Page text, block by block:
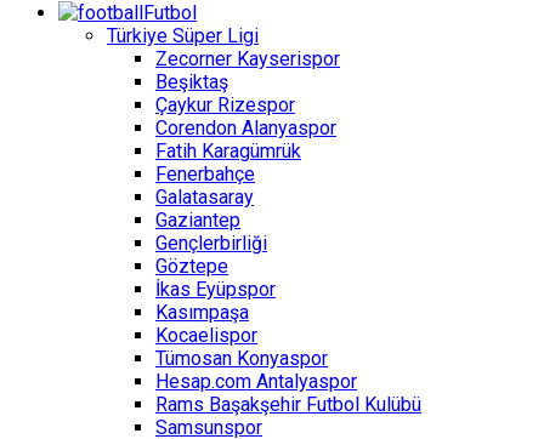
Futbol
Türkiye Süper Ligi
Zecorner Kayserispor
Beşiktaş
Çaykur Rizespor
Corendon Alanyaspor
Fatih Karagümrük
Fenerbahçe
Galatasaray
Gaziantep
Gençlerbirliği
Göztepe
İkas Eyüpspor
Kasımpaşa
Kocaelispor
Tümosan Konyaspor
Hesap.com Antalyaspor
Rams Başakşehir Futbol Kulübü
Samsunspor